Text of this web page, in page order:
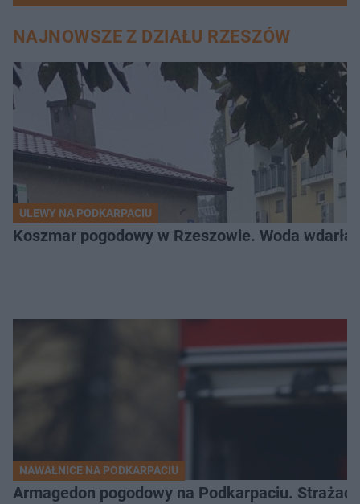
NAJNOWSZE Z DZIAŁU RZESZÓW
ULEWY NA PODKARPACIU
Koszmar pogodowy w Rzeszowie. Woda
NAWAŁNICE NA PODKARPACIU
Armagedon pogodowy na Podkarpaciu.